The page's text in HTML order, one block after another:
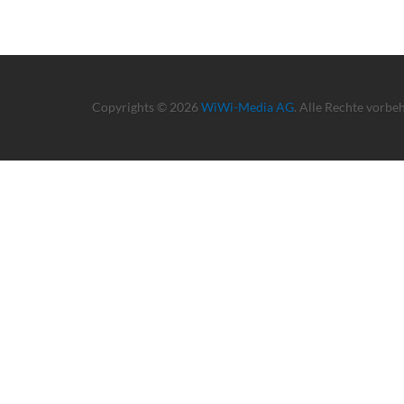
Copyrights © 2026 WiWi-Media AG. Alle Rechte